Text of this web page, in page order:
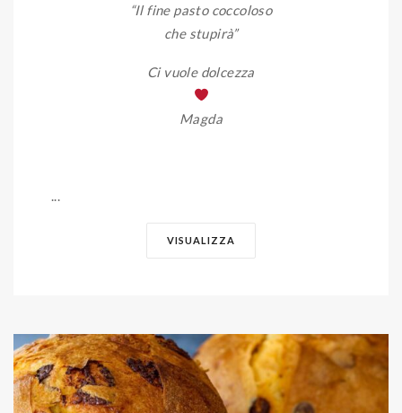
“Il fine pasto coccoloso
che stupirà”
Ci vuole dolcezza
Magda
VISUALIZZA